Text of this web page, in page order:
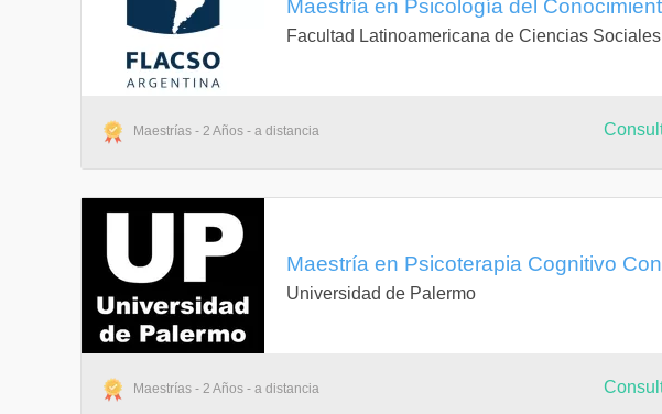
Maestría en Psicología del
Facultad Latinoamericana de Ciencias Sociales
Maestrías - 2 Años - a distancia
Maestría en Psicoterapia Cognitivo
Universidad de Palermo
Maestrías - 2 Años - a distancia